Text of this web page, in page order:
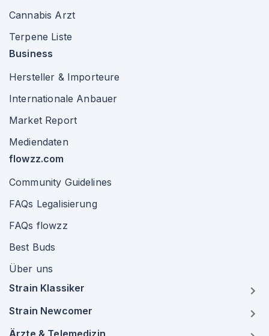
Cannabis Arzt
Terpene Liste
Business
Hersteller & Importeure
Internationale Anbauer
Market Report
Mediendaten
flowzz.com
Community Guidelines
FAQs Legalisierung
FAQs flowzz
Best Buds
Über uns
Strain Klassiker
Strain Newcomer
Ärzte & Telemedizin